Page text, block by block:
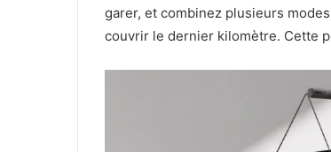
garer, et combinez plusieurs
couvrir le dernier kilomètre. Cette